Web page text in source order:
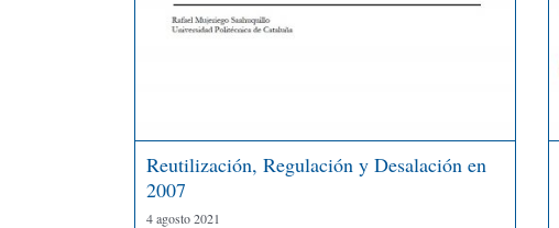
Reutilización, Regulación y Desalación en
2007
4 agosto 2021